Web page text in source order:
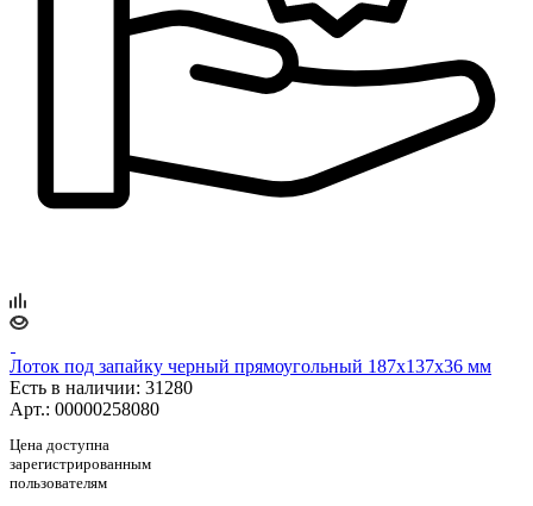
Лоток под запайку черный прямоугольный 187х137х36 мм
Есть в наличии: 31280
Арт.: 00000258080
Цена доступна
зарегистрированным
пользователям